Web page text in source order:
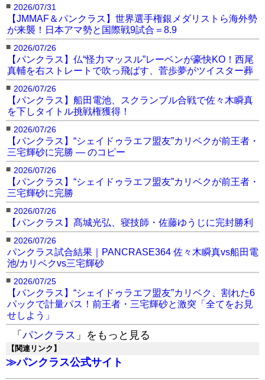
■ 2026/07/31
【JMMAF＆パンクラス】世界選手権銀メダリストら海外勢
が来襲！日本アマ勢と国際戦9試合＝8.9
■ 2026/07/26
【パンクラス】仏“怪力マッスル”レーベンが豪快KO！西尾
真輔を右ストレートで吹っ飛ばす、菅歩夢がツイスター葬
■ 2026/07/26
【パンクラス】船田電池、スクランブル合戦で佐々木瞬真
を下しタイトル挑戦権獲得！
■ 2026/07/26
【パンクラス】“シェイドゥラエフ盟友”カリベクが前王者・
三宅輝砂に完勝 — のコピー
■ 2026/07/26
【パンクラス】“シェイドゥラエフ盟友”カリベクが前王者・
三宅輝砂に完勝
■ 2026/07/26
【パンクラス】髙城光弘、寝技師・佐藤ゆうじに完封勝利
■ 2026/07/26
パンクラス試合結果｜PANCRASE364 佐々木瞬真vs船田電
池/カリベクvs三宅輝砂
■ 2026/07/25
【パンクラス】“シェイドゥラエフ盟友”カリベク、割れた6
パックで計量パス！前王者・三宅輝砂と激突「全てをお見
せしよう」
「 パンクラス 」をもっと見る
【関連リンク】
≫パンクラス公式サイト